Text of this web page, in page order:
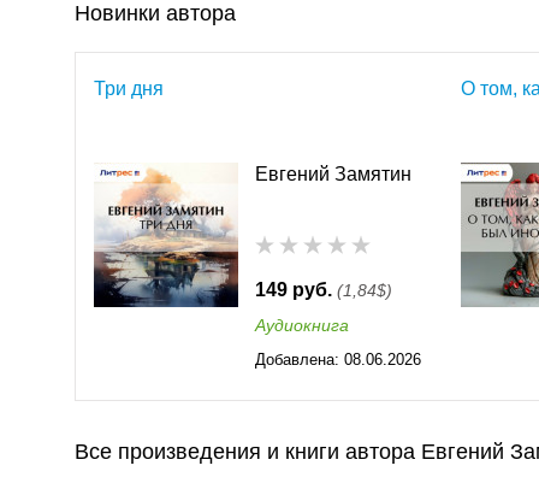
Новинки автора
Три дня
Евгений Замятин
149 руб. (1,84$)
Аудиокнига
Добавлена: 08.06.2026
О том,
Все произведения и книги автора Евгений